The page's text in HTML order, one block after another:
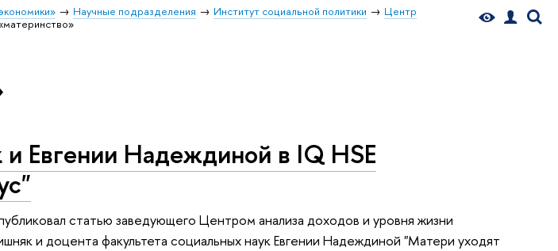
Научные подразделения Институт социальной политики
Центр
Евгении Надеждиной в IQ HSE
статью заведующего Центром анализа доходов и уровня жизни
и доцента факультета социальных наук Евгении Надеждиной "Матери уходят